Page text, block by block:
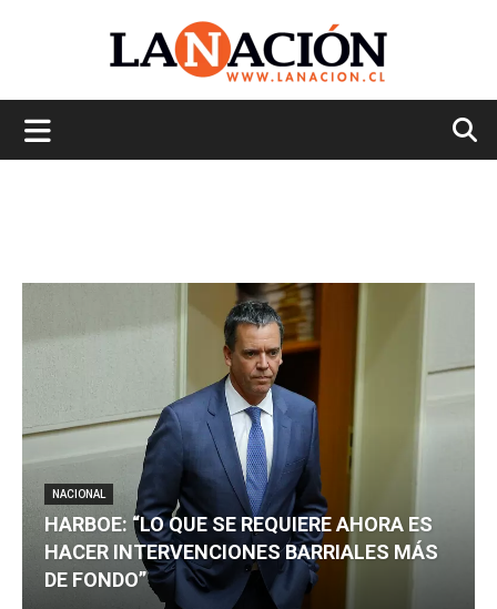
NACIONAL
HARBOE: “LO QUE SE REQUIERE AHORA ES
HACER INTERVENCIONES BARRIALES MÁS
DE FONDO”